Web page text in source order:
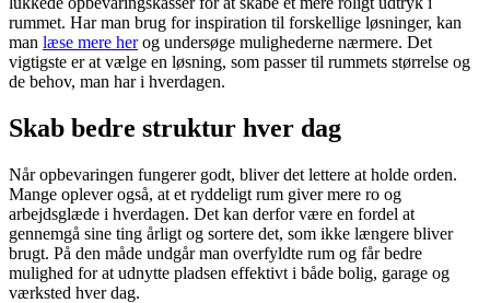
rummet. Har man brug for inspiration til forskellige løsninger, kan
man læse mere herog undersøge mulighederne nærmere. Det
vigtigste er at vælge en løsning, som passer til rummets størrelse og
de behov, man har i hverdagen.
Skab bedre struktur hver dag
Når opbevaringen fungerer godt, bliver det lettere at holde orden.
Mange oplever også, at et ryddeligt rum giver mere ro og
arbejdsglæde i hverdagen. Det kan derfor være en fordel at
gennemgå sine ting årligt og sortere det, som ikke længere bliver
brugt. På den måde undgår man overfyldte rum og får bedre
mulighed for at udnytte pladsen effektivt i både bolig, garage og
værksted hver dag.